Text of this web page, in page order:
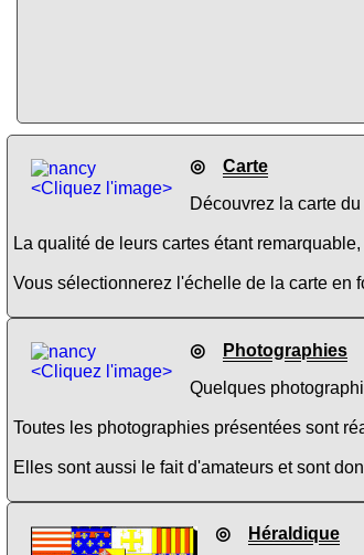
<Cliquez l'image>
◎ Carte
Découvrez la carte
La qualité de leurs cartes étant
Vous sélectionnerez l'échelle de la carte en
<Cliquez l'image>
◎
Photographies
Quelques
Toutes les photographies présentées sont
Elles sont aussi le fait d'amateurs et sont
◎
Héraldique